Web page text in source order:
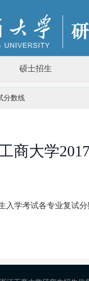
硕士招生
分数线
商大学
入学考试各专业复试分